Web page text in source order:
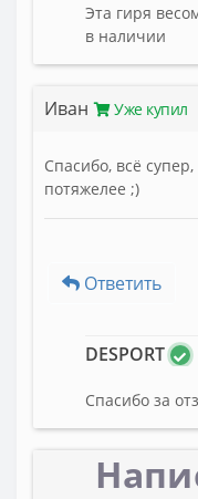
Эта гиря
в наличии
Иван Уже купил
Спасибо, всё
потяжелее ;)
Ответить
DESPORT
Спасибо за